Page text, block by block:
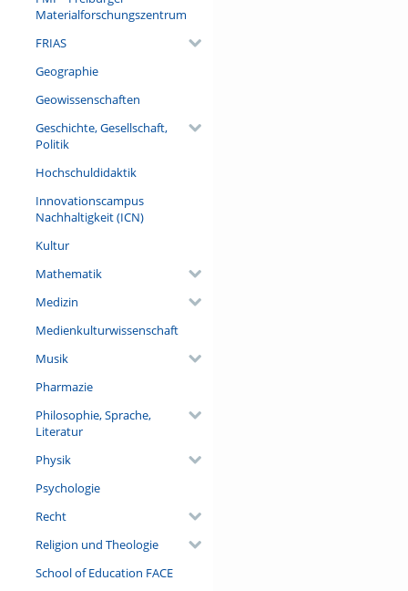
Materialforschungszentrum
FRIAS
Geographie
Geowissenschaften
Geschichte, Gesellschaft,
Politik
Hochschuldidaktik
Innovationscampus
Nachhaltigkeit (ICN)
Kultur
Mathematik
Medizin
Medienkulturwissenschaft
Musik
Pharmazie
Philosophie, Sprache,
Literatur
Physik
Psychologie
Recht
Religion und Theologie
School of Education FACE